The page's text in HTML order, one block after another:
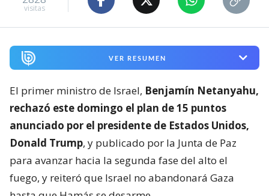
visitas
VER RESUMEN
El primer ministro de Israel, Benjamín Netanyahu,
rechazó este domingo el plan de 15 puntos
anunciado por el presidente de Estados Unidos,
Donald Trump, y publicado por la Junta de Paz
para avanzar hacia la segunda fase del alto el
fuego, y reiteró que Israel no abandonará Gaza